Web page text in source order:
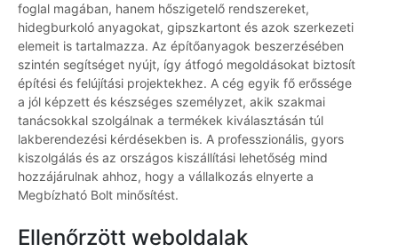
foglal magában, hanem hőszigetelő rendszereket,
hidegburkoló anyagokat, gipszkartont és azok szerkezeti
elemeit is tartalmazza. Az építőanyagok beszerzésében
szintén segítséget nyújt, így átfogó megoldásokat biztosít
építési és felújítási projektekhez. A cég egyik fő erőssége
a jól képzett és készséges személyzet, akik szakmai
tanácsokkal szolgálnak a termékek kiválasztásán túl
lakberendezési kérdésekben is. A professzionális, gyors
kiszolgálás és az országos kiszállítási lehetőség mind
hozzájárulnak ahhoz, hogy a vállalkozás elnyerte a
Megbízható Bolt minősítést.
Ellenőrzött weboldalak